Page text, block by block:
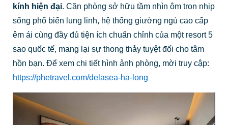
kính hiện đại. Căn phòng sở hữu tầm nhìn ôm trọn nhịp
sống phố biển lung linh, hệ thống giường ngủ cao cấp
êm ái cùng đầy đủ tiện ích chuẩn chỉnh của một resort 5
sao quốc tế, mang lại sự thong thảy tuyệt đối cho tâm
hồn bạn. Để xem chi tiết hình ảnh phòng, mời truy cập:
https://phetravel.com/delasea-ha-long